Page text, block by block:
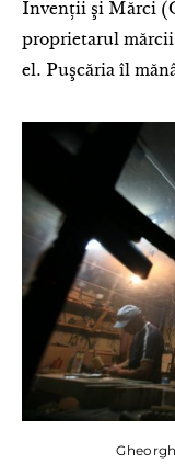
Invenţii şi Mărci
proprietarul
el. Puşcăria îl